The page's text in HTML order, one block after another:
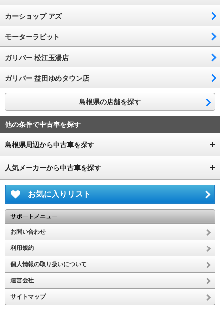
カーショップ アズ
モーターラビット
ガリバー 松江玉湯店
ガリバー 益田ゆめタウン店
島根県の店舗を探す
他の条件で中古車を探す
島根県周辺から中古車を探す
人気メーカーから中古車を探す
お気に入りリスト
サポートメニュー
お問い合わせ
利用規約
個人情報の取り扱いについて
運営会社
サイトマップ